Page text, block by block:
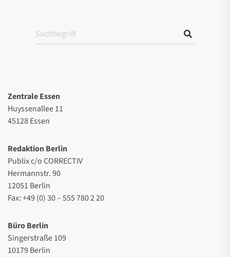
Zentrale Essen
Huyssenallee 11
45128 Essen
Redaktion Berlin
Publix c/o CORRECTIV
Hermannstr. 90
12051 Berlin
Fax: +49 (0) 30 – 555 780 2 20
Büro Berlin
Singerstraße 109
10179 Berlin